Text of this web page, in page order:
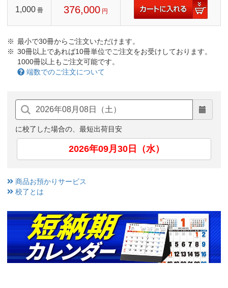
1,000 冊 376,000 円
最小で30冊からご注文いただけます。
30冊以上であれば10冊単位でご注文をお受けしております。
1000冊以上もご注文可能です。
端数でのご注文について
に校了した場合の、最短出荷目安
2026年09月30日（水）
商品お預かりサービス
校了とは